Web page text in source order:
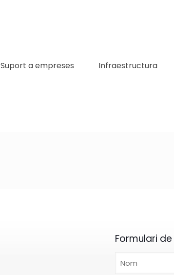
Suport a empreses Infraestructura
Formulari